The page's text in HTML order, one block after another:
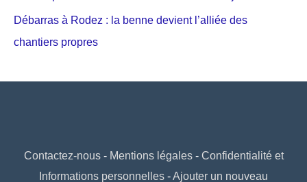
Débarras à Rodez : la benne devient l’alliée des
chantiers propres
Contactez-nous- Mentions légales- Confidentialité et
Informations personnelles -Ajouter un nouveau